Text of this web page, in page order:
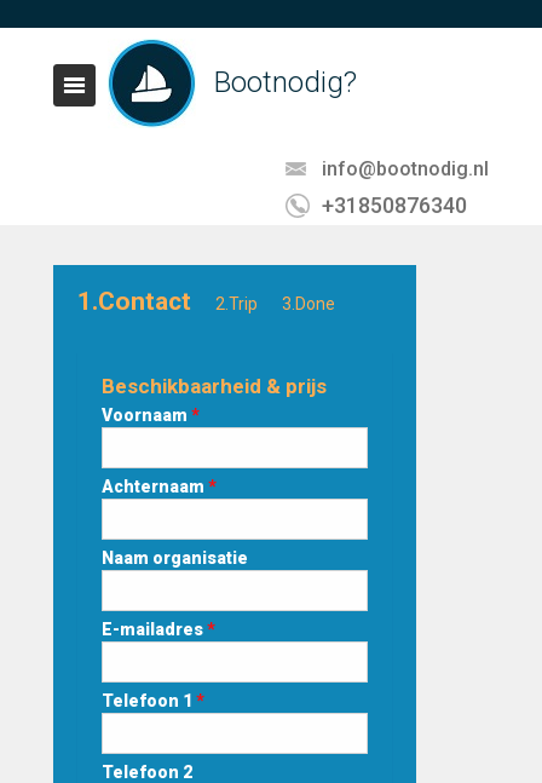
Bootnodig?
info@bootnodig.nl
+31850876340
1.Contact 2.Trip 3.Done
Beschikbaarheid & prijs
Voornaam *
Achternaam *
Naam organisatie
E-mailadres*
Telefoon 1 *
Telefoon 2